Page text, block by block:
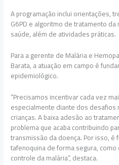
A programação inclui orientações,
G6PD e algoritmo de tratamento
saúde, além de atividades práticas.
Para a gerente de Malária e
Barata, a atuação em campo é
epidemiológico.
“Precisamos incentivar cada vez
especialmente diante dos desafios
crianças. A baixa adesão ao
problema que acaba contribuindo
transmissão da doença. Por isso, é
tafenoquina de forma segura,
controle da malária”, destaca.